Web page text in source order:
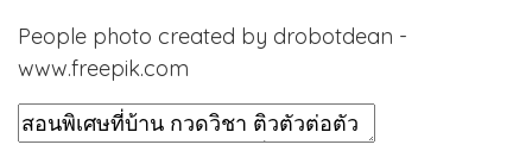
People photo created by drobotdean -
www.freepik.com